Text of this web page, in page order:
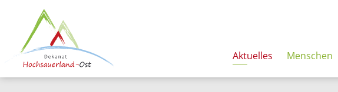
Aktuelles Menschen